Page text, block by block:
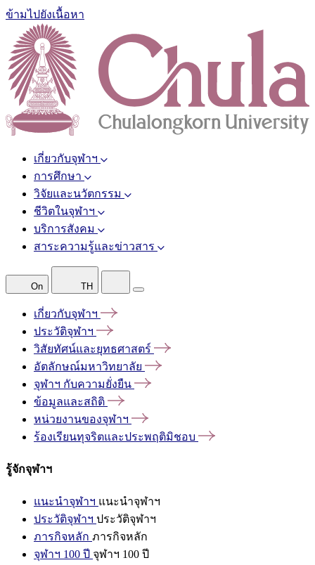
ข้ามไปยังเนื้อหา
เกี่ยวกับจุฬาฯ
การศึกษา
วิจัยและนวัตกรรม
ชีวิตในจุฬาฯ
บริการสังคม
สาระความรู้และข่าวสาร
On TH
เกี่ยวกับจุฬาฯ
ประวัติจุฬาฯ
วิสัยทัศน์และยุทธศาสตร์
อัตลักษณ์มหาวิทยาลัย
จุฬาฯ กับความยั่งยืน
ข้อมูลและสถิติ
หน่วยงานของจุฬาฯ
ร้องเรียนทุจริตและประพฤติมิชอบ
รู้จักจุฬาฯ
แนะนำจุฬาฯ แนะนำจุฬาฯ
ประวัติจุฬาฯ ประวัติจุฬาฯ
ภารกิจหลัก ภารกิจหลัก
จุฬาฯ 100 ปี จุฬาฯ 100 ปี